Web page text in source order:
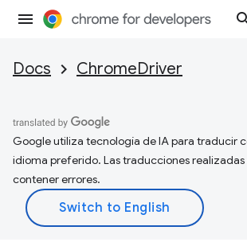
Docs ChromeDriver
Google utiliza tecnología de IA para traducir
idioma preferido. Las traducciones realizadas
contener errores.